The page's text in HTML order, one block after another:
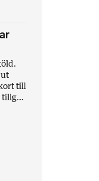
till
tillg...